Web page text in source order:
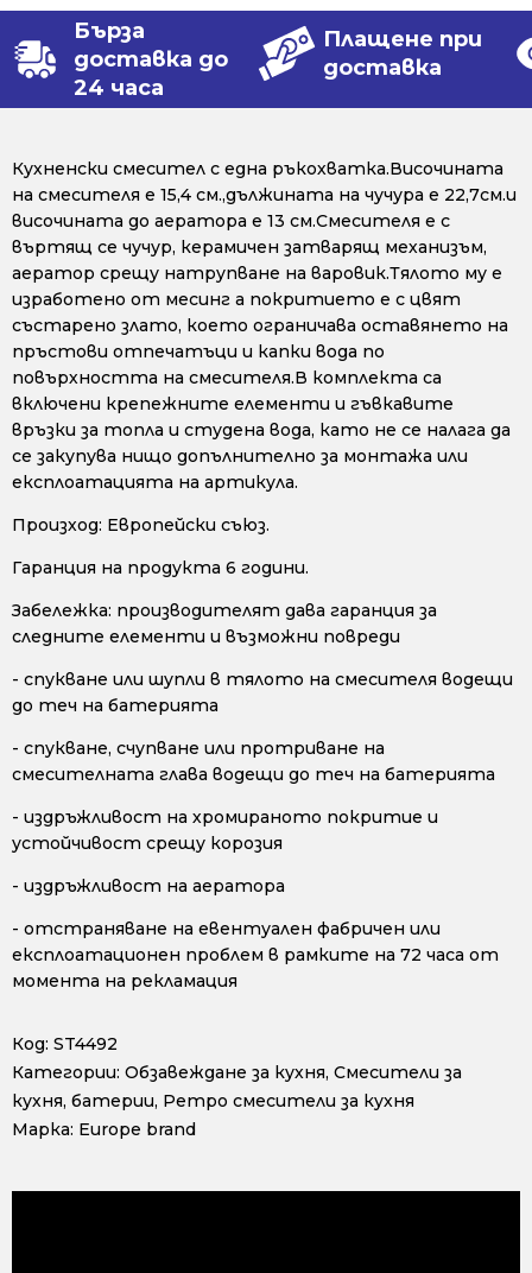
Бърза
доставка до
24 часа
Плащене при
доставка
Кухненски смесител с една ръкохватка.Височината
на смесителя е 15,4 см.,дължината на чучура е 22,7см.и
височината до аератора е 13 см.Смесителя е с
въртящ се чучур, керамичен затварящ механизъм,
аератор срещу натрупване на варовик.Тялото му е
изработено от месинг а покритието е с цвят
състарено злато, което ограничава оставянето на
пръстови отпечатъци и капки вода по
повърхността на смесителя.В комплекта са
включени крепежните елементи и гъвкавите
връзки за топла и студена вода, като не се налага да
се закупува нищо допълнително за монтажа или
експлоатацията на артикула.
Произход: Европейски съюз.
Гаранция на продукта 6 години.
Забележка: производителят дава гаранция за
следните елементи и възможни повреди
- спукване или шупли в тялото на смесителя водещи
до теч на батерията
- спукване, счупване или протриване на
смесителната глава водещи до теч на батерията
- издръжливост на хромираното покритие и
устойчивост срещу корозия
- издръжливост на аератора
- отстраняване на евентуален фабричен или
експлоатационен проблем в рамките на 72 часа от
момента на рекламация
Код: ST4492
Категории: Обзавеждане за кухня, Смесители за
кухня, батерии, Ретро смесители за кухня
Марка: Europe brand